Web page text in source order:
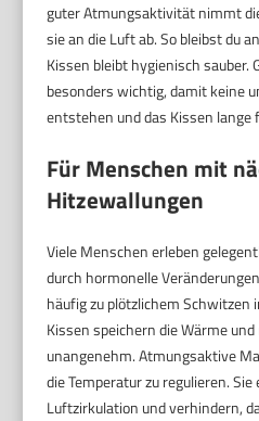
guter Atmungsaktivität nimmt
sie an die Luft ab. So bleibst du
Kissen bleibt hygienisch sauber.
besonders wichtig, damit keine
entstehen und das Kissen lange
Für Menschen mit
Hitzewallungen
Viele Menschen erleben
durch hormonelle
häufig zu plötzlichem Schwitzen
Kissen speichern die Wärme
unangenehm. Atmungsaktive
die Temperatur zu regulieren.
Luftzirkulation und verhindern,